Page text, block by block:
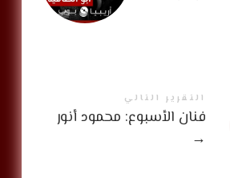
التقرير التالي
فنان الأسبوع: محمود أنور
→